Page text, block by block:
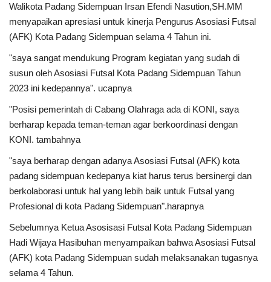
Walikota Padang Sidempuan Irsan Efendi Nasution,SH.MM
menyapaikan apresiasi untuk kinerja Pengurus Asosiasi Futsal
(AFK) Kota Padang Sidempuan selama 4 Tahun ini.
"saya sangat mendukung Program kegiatan yang sudah di
susun oleh Asosiasi Futsal Kota Padang Sidempuan Tahun
2023 ini kedepannya". ucapnya
"Posisi pemerintah di Cabang Olahraga ada di KONI, saya
berharap kepada teman-teman agar berkoordinasi dengan
KONI. tambahnya
"saya berharap dengan adanya Asosiasi Futsal (AFK) kota
padang sidempuan kedepanya kiat harus terus bersinergi dan
berkolaborasi untuk hal yang lebih baik untuk Futsal yang
Profesional di kota Padang Sidempuan".harapnya
Sebelumnya Ketua Asosisasi Futsal Kota Padang Sidempuan
Hadi Wijaya Hasibuhan menyampaikan bahwa Asosiasi Futsal
(AFK) kota Padang Sidempuan sudah melaksanakan tugasnya
selama 4 Tahun.